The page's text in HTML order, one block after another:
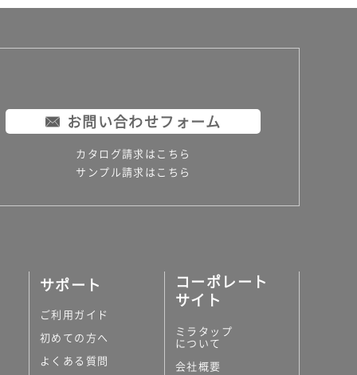
お問い合わせフォーム
カタログ請求はこちら
サンプル請求はこちら
サポート
ご利用ガイド
初めての方へ
よくある質問
コーポレート
サイト
ミラタップ
について
会社概要